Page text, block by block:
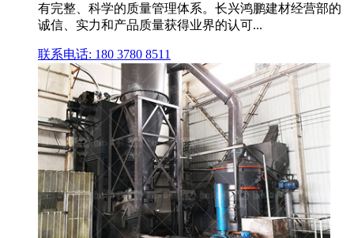
有完整、科学的质量管理体系。长兴鸿鹏建材经营部的
诚信、实力和产品质量获得业界的认可...
联系电话: 180 3780 8511